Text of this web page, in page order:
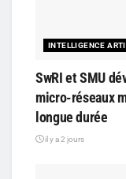
INTELLIGENCE
SwRI et SMU
micro-réseaux
longue durée
il y a 2 jours